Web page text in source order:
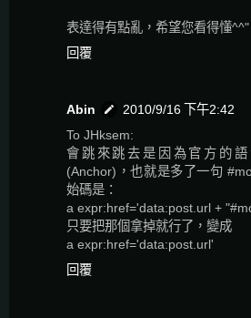
表達得有點亂，希望您看得懂^^"
回覆
Abin
2010/9/16 下午2:42
To JHksem:
會跳來跳去是因為官方的語
(Anchor)，也就是多了一句
始碼是：
a expr:href='data:post.url +
只要把那個拿掉就行了，變成
a expr:href='data:post.url'
回覆